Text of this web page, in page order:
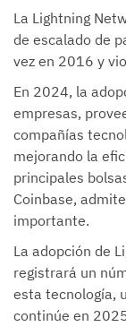
La Lightning
de escalado de
vez en 2016 y
En 2024, la
empresas,
compañías
mejorando la
principales
Coinbase,
importante.
La adopción de
registrará un
esta tecnología,
continúe en